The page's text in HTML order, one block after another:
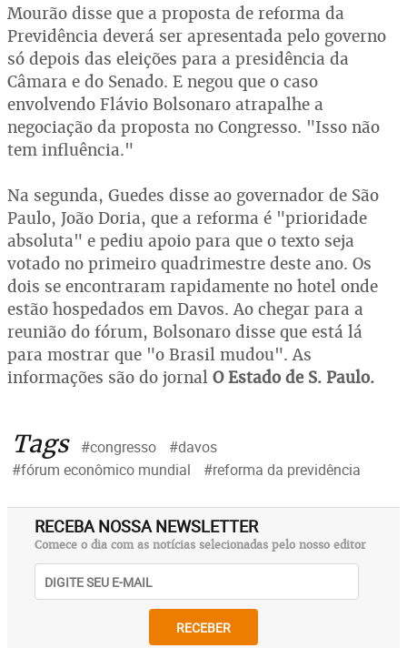
Mourão disse que a proposta de reforma da
Previdência deverá ser apresentada pelo governo
só depois das eleições para a presidência da
Câmara e do Senado. E negou que o caso
envolvendo Flávio Bolsonaro atrapalhe a
negociação da proposta no Congresso. "Isso não
tem influência."
Na segunda, Guedes disse ao governador de São
Paulo, João Doria, que a reforma é "prioridade
absoluta" e pediu apoio para que o texto seja
votado no primeiro quadrimestre deste ano. Os
dois se encontraram rapidamente no hotel onde
estão hospedados em Davos. Ao chegar para a
reunião do fórum, Bolsonaro disse que está lá
para mostrar que "o Brasil mudou". As
informações são do jornal O Estado de S. Paulo.
Tags #congresso
#davos
#fórum econômico mundial
#reforma da previdência
RECEBA NOSSA NEWSLETTER
Comece o dia com as notícias selecionadas pelo nosso editor
RECEBER